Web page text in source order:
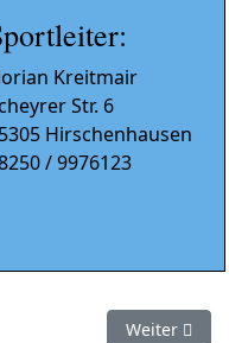
Kreitmair
Str. 6
Hirschenhausen
/ 9976123
Nächster
Weiter